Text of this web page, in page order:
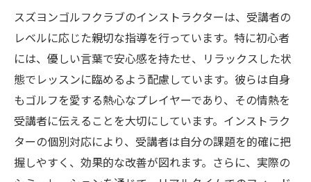
スズヨンゴルフクラブのインストラクターは、受講者の
レベルに応じた親切な指導を行っています。特に初心者
には、優しい言葉で安心感を持たせ、リラックスした状
態でレッスンに臨めるよう配慮しています。彼らは自身
もゴルフを愛する熱心なプレイヤーであり、その情熱を
受講者に伝えることを大切にしています。インストラク
ターの個別対応により、受講者は自分の課題を的確に把
握しやすく、効果的な改善が図れます。さらに、実際の